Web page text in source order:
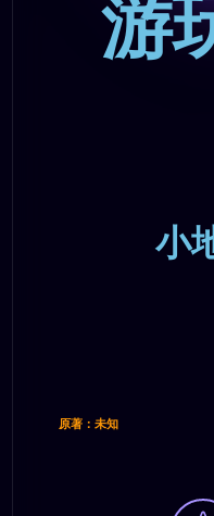
游
小
原著：未知